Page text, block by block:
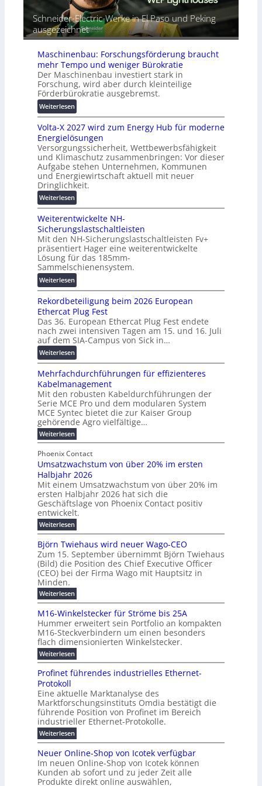
a
t
i
i
e
r
u
n
g
s
l
ö
s
u
n
g
e
n
e
i
h
e
G
e
r
ä
e
s
c
h
u
t
z
u
n
d
d
i
g
i
t
a
l
e
T
r
a
n
s
p
a
r
e
n
z
Schneider-Electric-Werke in El Paso und Peking
ausgezeichnet
Maschinenbau: Forschungsförderung braucht
mehr Tempo und weniger Bürokratie
Der Maschinenbau investiert stark in
Forschung, wird aber durch kleinteilige
Förderbürokratie ausgebremst.
Weiterlesen:
M
a
s
c
h
i
n
e
n
b
a
u
:
F
o
r
s
h
u
n
g
s
f
r
d
e
r
u
g
b
r
a
u
c
h
t
m
e
h
r
T
m
p
o
u
n
d
w
e
n
g
e
B
ü
o
k
r
Volta-X 2027 wird zum Energy Hub für moderne
Energielösungen
Versorgungssicherheit, Wettbewerbsfähigkeit
und Klimaschutz zusammenbringen: Vor dieser
Aufgabe stehen Unternehmen, Kommunen
und Energiewirtschaft aktuell mit neuer
Dringlichkeit.
Weiterlesen:
V
o
l
t
a
-
X
2
0
2
7
w
i
r
d
z
u
m
E
n
e
r
g
u
b
f
ü
r
m
o
d
e
r
n
e
E
e
r
g
i
e
l
s
u
n
g
e
n
Weiterentwickelte NH-
Sicherungslastschaltleisten
Mit den NH-Sicherungslastschaltleisten Fv+
präsentiert Hager eine weiterentwickelte
Lösung für das 185mm-
Sammelschienensystem.
Weiterlesen:
W
e
i
t
e
r
e
n
t
w
i
c
k
e
l
e
N
H
-
S
i
c
h
e
r
u
n
s
l
a
s
t
s
c
h
a
t
e
i
s
t
n
Rekordbeteiligung beim 2026 European
Ethercat Plug Fest
Das 36. European Ethercat Plug Fest endete
nach zwei intensiven Tagen am 15. und 16. Juli
auf dem SIA-Campus von Sick in…
Weiterlesen:
R
e
k
o
r
d
b
e
e
i
l
i
g
u
n
g
b
e
i
m
0
2
6
E
u
r
o
p
e
n
E
t
e
r
a
t
Mehrfachdurchführungen für effizienteres
Kabelmanagement
Mit den robusten Kabeldurchführungen der
Serie MCE Pro und dem modularen System
MCE Syntec bietet die zur Kaiser Group
gehörende Agro vielfältige…
Weiterlesen:
M
h
r
f
a
c
h
d
u
r
c
f
ü
h
r
n
g
e
n
f
ü
r
e
ff
i
z
i
n
t
e
r
e
s
K
a
b
e
l
Phoenix Contact
Umsatzwachstum von über 20% im ersten
Halbjahr 2026
Mit einem Umsatzwachstum von über 20% im
ersten Halbjahr 2026 hat sich die
Geschäftslage von Phoenix Contact positiv
entwickelt.
Weiterlesen:
U
m
s
a
t
z
a
c
h
s
t
u
m
v
o
n
ü
r
2
0
%
i
m
e
r
t
e
Björn Twiehaus wird neuer Wago-CEO
Zum 15. September übernimmt Björn Twiehaus
(Bild) die Position des Chief Executive Officer
(CEO) bei der Firma Wago mit Hauptsitz in
Minden.
Weiterlesen:
B
ö
r
n
T
w
i
h
u
s
w
r
d
n
e
u
r
W
M16-Winkelstecker für Ströme bis 25A
Hummer erweitert sein Portfolio an kompakten
M16-Steckverbindern um einen besonders
flach dimensionierten Winkelstecker.
Weiterlesen:
M
1
6
W
i
n
k
e
l
s
t
e
c
k
e
Profinet führendes industrielles Ethernet-
Protokoll
Eine aktuelle Marktanalyse des
Marktforschungsinstituts Omdia bestätigt die
führende Position von Profinet im Bereich
industrieller Ethernet-Protokolle.
Weiterlesen:
P
r
o
i
n
Neuer Online-Shop von Icotek verfügbar
Im neuen Online-Shop von Icotek können
Kunden ab sofort und zu jeder Zeit alle
Produkte direkt online auswählen,